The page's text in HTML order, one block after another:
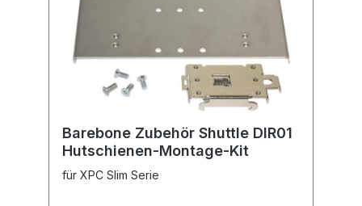
Barebone Zubehör Shuttle DIR01
Hutschienen-Montage-Kit
für XPC Slim Serie